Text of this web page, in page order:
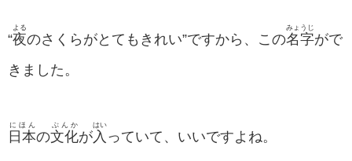
“夜
よる
のさくらがとてもきれい”ですから、この名字
みょうじ
がで
きました。
日本
にほん
の文化
ぶんか
が入
はい
っていて、いいですよね。